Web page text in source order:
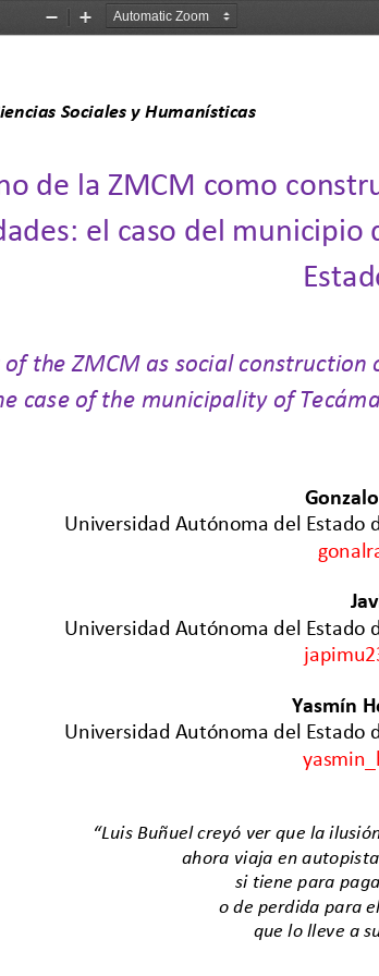
Zoom
Zoom
Ciencias Sociales y Humanísticas
de la ZMCM como
: el caso del municipio
the ZMCM as social construction
case of the municipality of
Universidad Autónoma del Estado
Universidad Autónoma del Estado
Yasmín
Universidad Autónoma del Estado
“Luis Buñuel creyó ver que la
ahora viaja en
si tiene para
o de perdida para
que lo lleve a s